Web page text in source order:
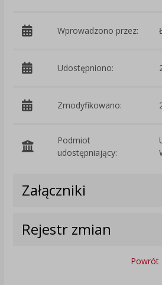
Wprowadzono przez:
Udostępniono:
Zmodyfikowano:
Podmiot
udostępniający:
Załączniki
Rejestr zmian
Powrót